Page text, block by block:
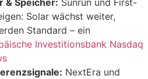
& Speicher: Sunrun und First-
Solar wächst weiter,
Standard – ein
Investitionsbank Nasdaq
NextEra und